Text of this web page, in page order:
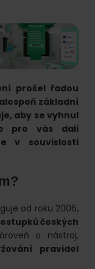
prošel řadou
základní
aby se vyhnul
pro vás dali
v souvislosti
od roku 2006,
českých
o nástroj,
pravidel